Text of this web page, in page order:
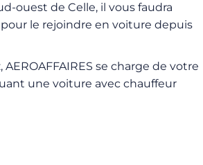
ouest de Celle, il vous faudra
le rejoindre en voiture depuis
AEROAFFAIRES se charge de votre
une voiture avec chauffeur